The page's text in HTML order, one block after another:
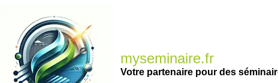
myseminaire.fr
Votre partenaire pour des